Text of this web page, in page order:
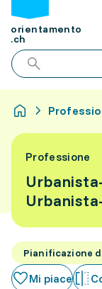
orientamento
.ch
Professione
Pianificazione
Mi piace